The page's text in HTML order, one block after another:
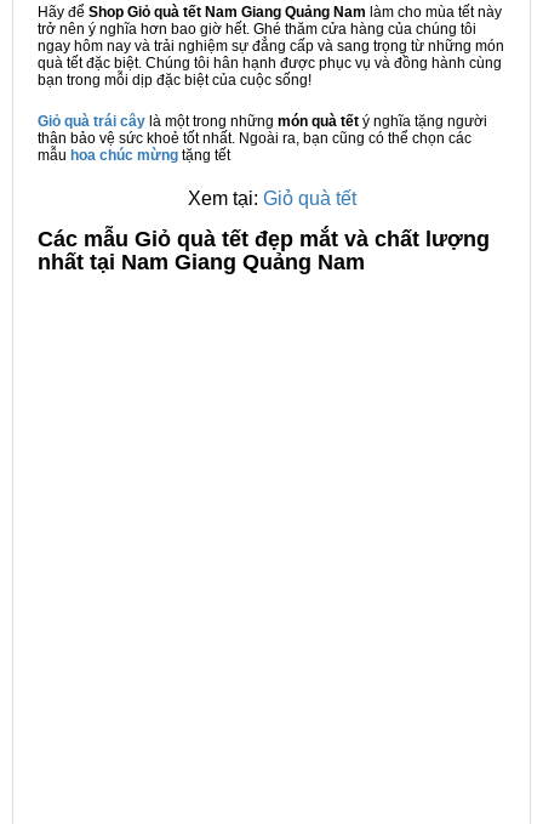
Hãy để Shop Giỏ quà tết Nam Giang Quảng Nam làm cho mùa tết này
trở nên ý nghĩa hơn bao giờ hết. Ghé thăm cửa hàng của chúng tôi
ngay hôm nay và trải nghiệm sự đẳng cấp và sang trọng từ những món
quà tết đặc biệt. Chúng tôi hân hạnh được phục vụ và đồng hành cùng
bạn trong mỗi dịp đặc biệt của cuộc sống!
Giỏ quà trái cây là một trong những món quà tết ý nghĩa tặng người
thân bảo vệ sức khoẻ tốt nhất. Ngoài ra, bạn cũng có thể chọn các
mẫu hoa chúc mừng tặng tết
Xem tại: Giỏ quà tết
Các mẫu Giỏ quà tết đẹp mắt và chất lượng
nhất tại Nam Giang Quảng Nam